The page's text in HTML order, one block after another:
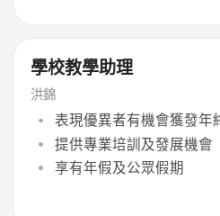
學校教學助理
洪錦
表現優異者有機會獲發年
提供專業培訓及發展機會
享有年假及公眾假期